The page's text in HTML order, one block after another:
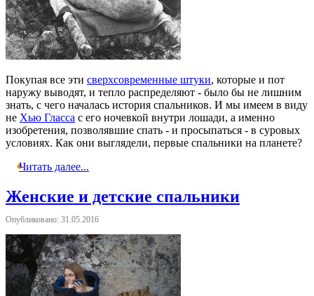
Покупая все эти сверхсовременные штуки, которые и пот
наружу выводят, и тепло распределяют - было бы не лишним
знать, с чего началась история спальников. И мы имеем в виду
не Хью Гласса с его ночевкой внутри лошади, а именно
изобретения, позволявшие спать - и просыпаться - в суровых
условиях. Как они выглядели, первые спальники на планете?
Читать далее...
Женские и детские спальники
Опубликовано: 31.05.2016